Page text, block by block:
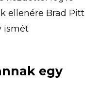
ellenére Brad Pitt
ismét
egy